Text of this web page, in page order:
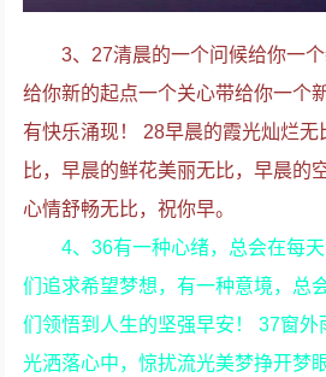
3、27清晨的一个问候给你一
给你新的起点一个关心带给你一个
有快乐涌现！ 28早晨的霞光灿烂
比，早晨的鲜花美丽无比，早晨的
心情舒畅无比，祝你早。
4、36有一种心绪，总会在每
们追求希望梦想，有一种意境，总
们领悟到人生的坚强早安！ 37窗外
光洒落心中，惊扰流光美梦挣开梦